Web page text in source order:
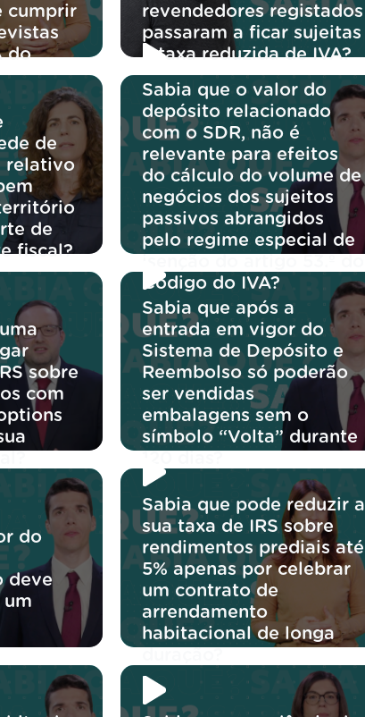
cumprir
do
revendedores registados
passaram a ficar sujeitas
à taxa reduzida de IVA?
de
relativo
de
fiscal?
Sabia que o valor do
depósito relacionado
com o SDR, não é
relevante para efeitos
do cálculo do volume de
negócios dos sujeitos
passivos abrangidos
pelo regime especial de
Código do IVA?
sobre
com
Sabia que após a
entrada em vigor do
Sistema de Depósito e
Reembolso só poderão
ser vendidas
embalagens sem o
símbolo “Volta” durante
do
deve
um
Sabia que pode reduzir a
sua taxa de IRS sobre
rendimentos prediais até
5% apenas por celebrar
um contrato de
arrendamento
habitacional de longa